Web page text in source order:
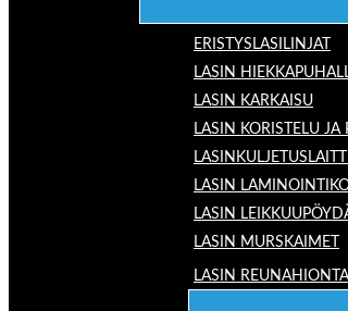
ERISTYSLASILINJAT
LASIN
LASIN KARKAISU
LASIN KORISTELU JA
LASIN
LASIN
LASIN MURSKAIMET
LASIN